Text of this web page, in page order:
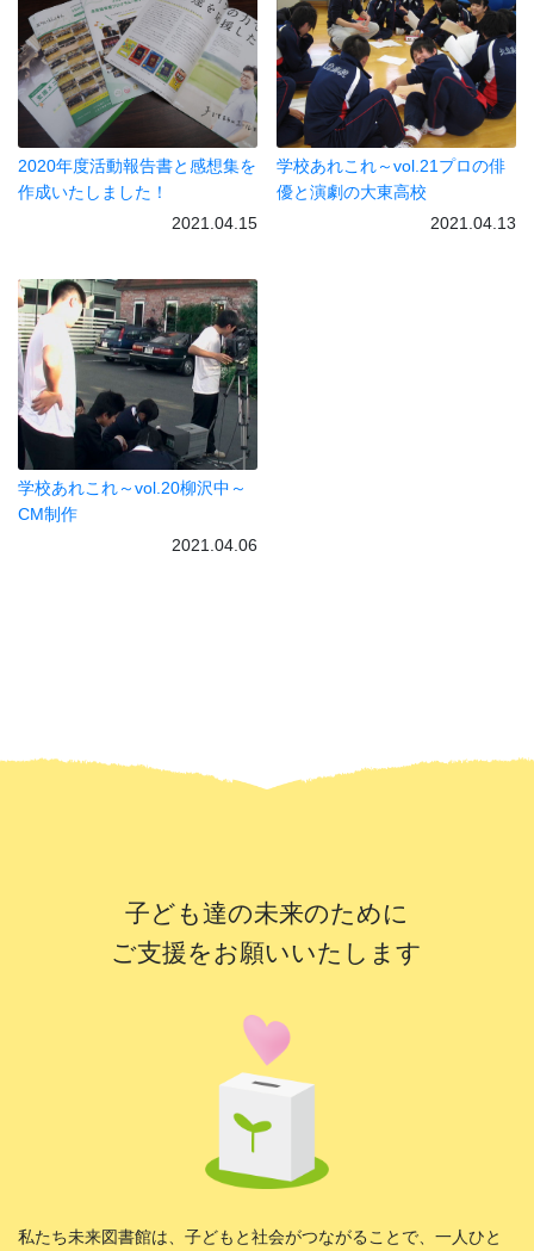
2020年度活動報告書と感想集を
作成いたしました！
2021.04.15
学校あれこれ～vol.21プロの俳
優と演劇の大東高校
2021.04.13
学校あれこれ～vol.20柳沢中～
CM制作
2021.04.06
子ども達の未来のために
ご支援をお願いいたします
私たち未来図書館は、子どもと社会がつながることで、一人ひと